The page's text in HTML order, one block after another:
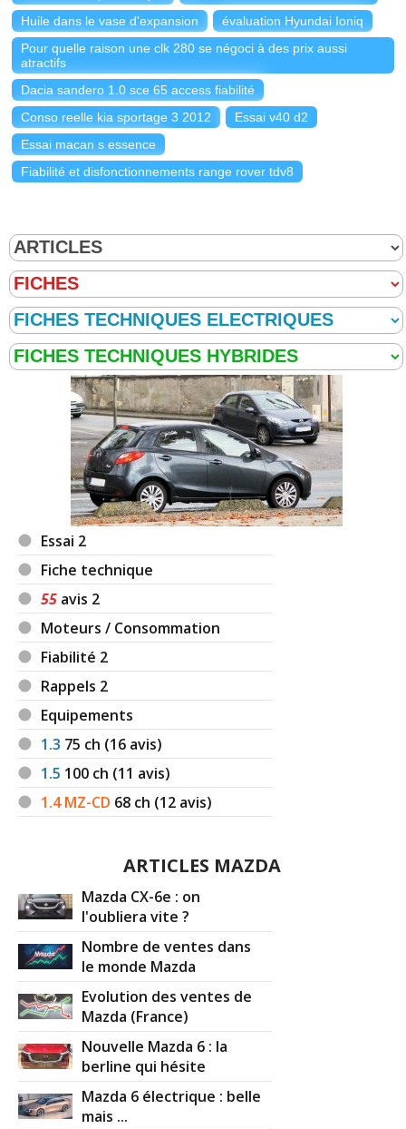
Huile dans le vase d'expansion
évaluation Hyundai Ioniq
Pour quelle raison une clk 280 se négoci à des prix aussi
atractifs
Dacia sandero 1.0 sce 65 access fiabilité
Conso reelle kia sportage 3 2012
Essai v40 d2
Essai macan s essence
Fiabilité et disfonctionnements range rover tdv8
Essai 2
Fiche technique
55 avis 2
Moteurs / Consommation
Fiabilité 2
Rappels 2
Equipements
1.3 75 ch (16 avis)
1.5 100 ch (11 avis)
1.4 MZ-CD 68 ch (12 avis)
ARTICLES MAZDA
Mazda CX-6e : on
l'oubliera vite ?
Nombre de ventes dans
le monde Mazda
Evolution des ventes de
Mazda (France)
Nouvelle Mazda 6 : la
berline qui hésite
Mazda 6 électrique : belle
mais ...